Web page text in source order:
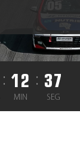
: 12
MIN
: 37
SEG